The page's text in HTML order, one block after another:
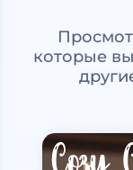
которые